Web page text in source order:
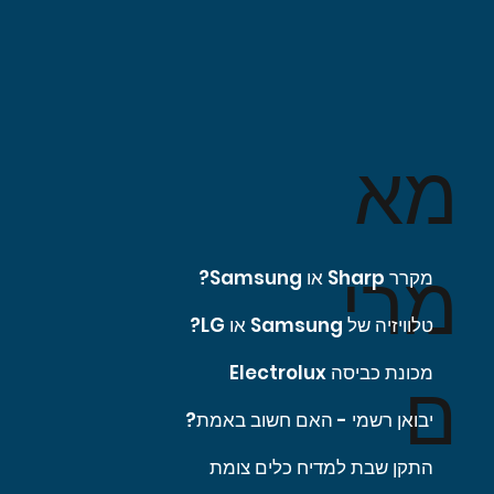
מא
מרי
ם
מקרר Sharp או Samsung?
טלוויזיה של Samsung או LG?
מכונת כביסה Electrolux
יבואן רשמי - האם חשוב באמת?
התקן שבת למדיח כלים צומת